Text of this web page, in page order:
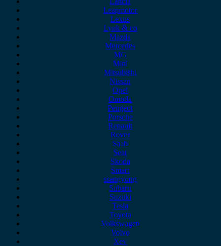
Leapmotor
Lexus
Lynk & co
Mazda
Mercedes
MG
Mini
Mitsubishi
Nissan
Opel
Omoda
Peugeot
Porsche
Renault
Rover
Saab
Seat
Skoda
Smart
ssangyong
Subaru
Suzuki
Tesla
Toyota
Volkswagen
Volvo
Xev